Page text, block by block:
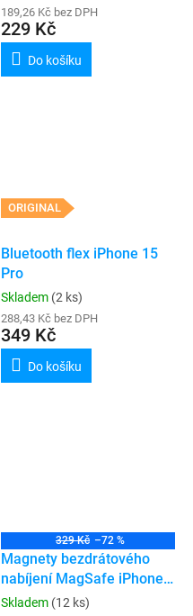
189,26 Kč bez DPH
229 Kč
Do košíku
ORIGINAL
Bluetooth flex iPhone 15
Pro
Skladem (2 ks)
288,43 Kč bez DPH
349 Kč
Do košíku
329 Kč –72 %
Magnety bezdrátového
nabíjení MagSafe iPhone
15 Pro / 15 Pro Max
Skladem (12 ks)